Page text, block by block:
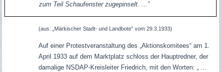
zum Teil Schaufenster zugepinselt. ...”
(aus: „Märkischer Stadt- und Landbote” vom 29.3.1933)
Auf einer Protestveranstaltung des „Aktionskomitees“ am 1.
April 1933 auf dem Marktplatz schloss der Hauptredner, der
damalige NSDAP-Kreisleiter Friedrich, mit den Worten: „...